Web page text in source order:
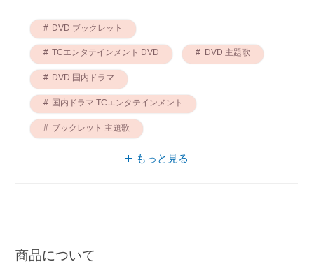
DVD ブックレット
TCエンタテインメント DVD DVD 主題歌
DVD 国内ドラマ
国内ドラマ TCエンタテインメント
ブックレット 主題歌
ブックレット TCエンタテインメント
もっと見る
商品について